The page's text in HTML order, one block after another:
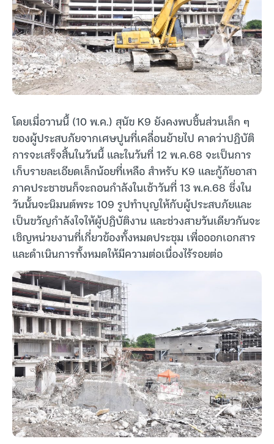
โดยเมื่อวานนี้ (10 พ.ค.) สุนัข K9 ยังคงพบชิ้นส่วนเล็ก ๆ
ของผู้ประสบภัยจากเศษปูนที่เคลื่อนย้ายไป คาดว่าปฏิบัติ
การจะเสร็จสิ้นในวันนี้ และในวันที่ 12 พ.ค.68 จะเป็นการ
เก็บรายละเอียดเล็กน้อยที่เหลือ สำหรับ K9 และกู้ภัยอาสา
ภาคประชาชนก็จะถอนกำลังในเช้าวันที่ 13 พ.ค.68 ซึ่งใน
วันนั้นจะนิมนต์พระ 109 รูปทำบุญให้กับผู้ประสบภัยและ
เป็นขวัญกำลังใจให้ผู้ปฏิบัติงาน และช่วงสายวันเดียวกันจะ
เชิญหน่วยงานที่เกี่ยวข้องทั้งหมดประชุม เพื่อออกเอกสาร
และดำเนินการทั้งหมดให้มีความต่อเนื่องไร้รอยต่อ